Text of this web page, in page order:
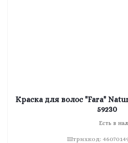
Краска для волос "Fara"
59230
Есть в
Штрихкод: